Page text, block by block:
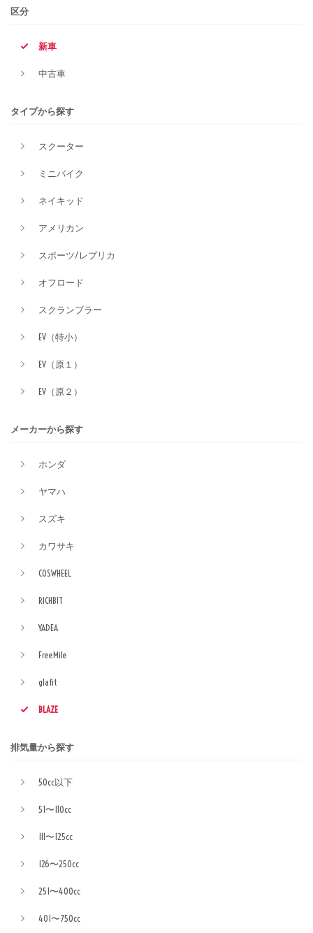
区分
新車
中古車
タイプから探す
スクーター
ミニバイク
ネイキッド
アメリカン
スポーツ/レプリカ
オフロード
スクランブラー
EV（特小）
EV（原１）
EV（原２）
メーカーから探す
ホンダ
ヤマハ
スズキ
カワサキ
COSWHEEL
RICHBIT
YADEA
FreeMile
glafit
BLAZE
排気量から探す
50cc以下
51〜110cc
111〜125cc
126〜250cc
251〜400cc
401〜750cc
タイプ